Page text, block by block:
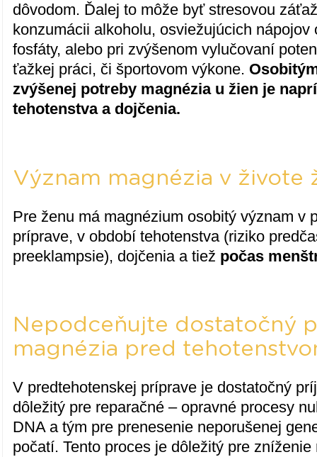
dôvodom. Ďalej to môže byť stresovou
konzumácii alkoholu, osviežujúcich nápojov
fosfáty, alebo pri zvýšenom vylučovaní
ťažkej práci, či športovom výkone.
zvýšenej potreby magnézia u žien je
tehotenstva a dojčenia.
Význam magnézia v živote
Pre ženu má magnézium osobitý význam v
príprave, v období tehotenstva (riziko
preeklampsie), dojčenia a tiež počas
Nepodceňujte dostatočný
magnézia pred
V predtehotenskej príprave je dostatočný
dôležitý pre reparačné – opravné procesy
DNA a tým pre prenesenie neporušenej
počatí. Tento proces je dôležitý pre